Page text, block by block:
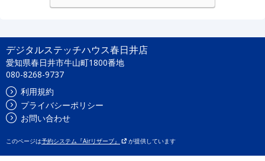
デジタルステッチハウス春日井店
愛知県春日井市牛山町1800番地
080-8268-9737
利用規約
プライバシーポリシー
お問い合わせ
このページは予約システム『Airリザーブ』 が提供しています